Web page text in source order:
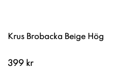
Krus Brobacka Beige Hög
399 kr